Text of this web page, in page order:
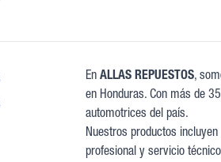
En ALLAS REPUESTOS,
en Honduras. Con más de
automotrices del país.
Nuestros productos
profesional y servicio